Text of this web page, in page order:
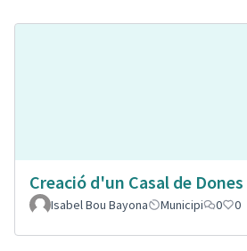
Creació d'un Casal de Dones
Isabel Bou Bayona
Municipi 0 0